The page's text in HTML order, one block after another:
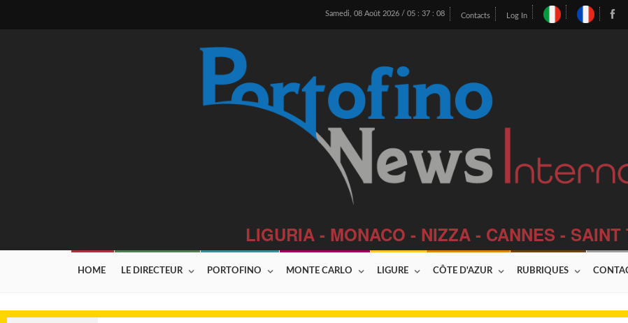
Samedi, 08 Août 2026 / 05 : 37 : 09 Contacts Log In
LIGURIA - MONACO - NIZZA - CANNES - SAINT
HOME LE DIRECTEUR PORTOFINO MONTE CARLO LIGURE CÔTE D'AZUR RUBRIQUES